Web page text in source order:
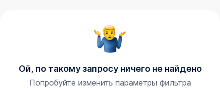
Ой, по такому запросу ничего не найдено
Попробуйте изменить параметры фильтра